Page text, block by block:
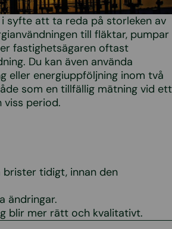
syfte att ta reda på storleken av
till fläktar, pumpar
fastighetsägaren oftast
Du kan även använda
eller energiuppföljning inom två
som en tillfällig mätning vid ett
viss period.
tidigt, innan den
ändringar.
blir mer rätt och kvalitativt.